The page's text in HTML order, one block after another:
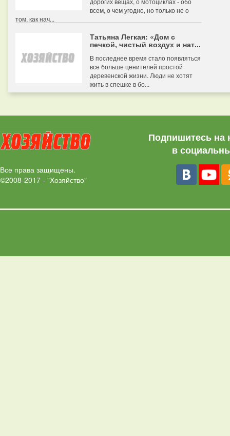
всем, о чем угодно, но только не о
том, как нач...
Татьяна Легкая: «Дом с
печкой, чистый воздух и нат...
В последнее время стало появляться
все больше ценителей простой
деревенской жизни. Люди не хотят
жить в спешке в бо...
Все права защищены.
©2008-2017 - "Хозяйство"
Подпишитесь на
в